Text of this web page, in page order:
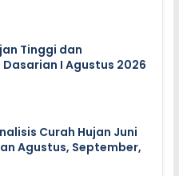
Tinggi dan
I Agustus 2026
Curah Hujan Juni
Agustus, September,